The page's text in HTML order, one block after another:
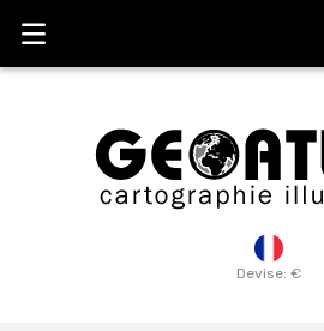
Devise: €